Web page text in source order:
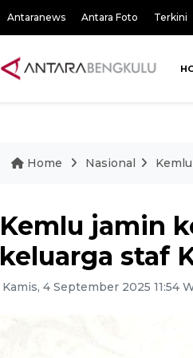
Antaranews Antara Foto Terkini
Home Nasional
Kemlu jamin
keluarga staf
Kamis, 4 September 2025 11:54